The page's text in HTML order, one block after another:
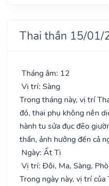
Thai thần 15/01/
Tháng âm: 12
Vị trí: Sàng
Trong tháng này, vị trí
đó, thai phụ không nên
hành tu sửa đục đẽo
thần, ảnh hưởng đến cả
Ngày: Ất Tị
Vị trí: Đôi, Ma, Sàng,
Trong ngày này, vị trí